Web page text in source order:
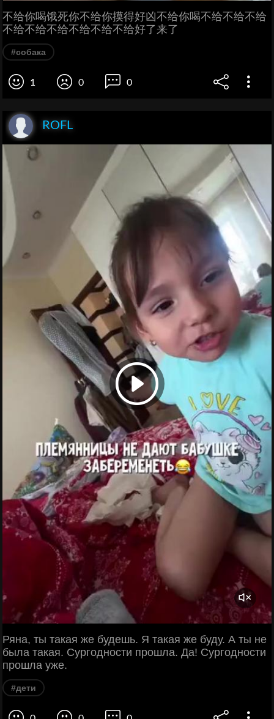
不给你喝饿死你不给你摸得好凶不给你喝不给不给不给
不给不给不给不给不给不给好了来了
#собака
1 0 0
ROFL
Ряна, ты такая же будешь. Я такая же буду. А ты не
была такая. Сургодности прошла. Да! Сургодности
прошла уже.
#дети